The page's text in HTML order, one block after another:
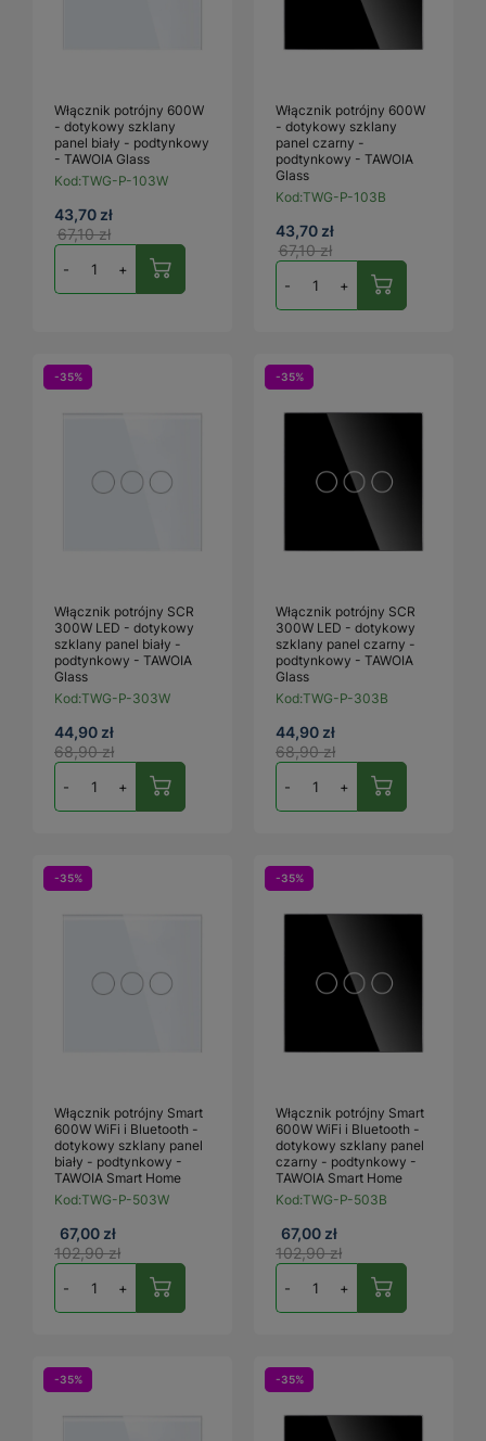
Włącznik potrójny 600W
- dotykowy szklany
panel biały - podtynkowy
- TAWOIA Glass
Kod:TWG-P-103W
67,10 zł
43,70 zł
- +
Włącznik potrójny 600W
- dotykowy szklany
panel czarny -
podtynkowy - TAWOIA
Glass
Kod:TWG-P-103B
67,10 zł
43,70 zł
- +
-35%
Włącznik potrójny SCR
300W LED - dotykowy
szklany panel biały -
podtynkowy - TAWOIA
Glass
Kod:TWG-P-303W
68,90 zł
44,90 zł
- +
-35%
Włącznik potrójny SCR
300W LED - dotykowy
szklany panel czarny -
podtynkowy - TAWOIA
Glass
Kod:TWG-P-303B
68,90 zł
44,90 zł
- +
-35%
Włącznik potrójny Smart
600W WiFi i Bluetooth -
dotykowy szklany panel
biały - podtynkowy -
TAWOIA Smart Home
Kod:TWG-P-503W
102,90 zł
67,00 zł
- +
-35%
Włącznik potrójny Smart
600W WiFi i Bluetooth -
dotykowy szklany panel
czarny - podtynkowy -
TAWOIA Smart Home
Kod:TWG-P-503B
102,90 zł
67,00 zł
- +
-35% -35%